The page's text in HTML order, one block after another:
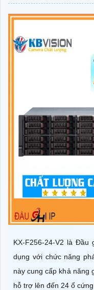
KX-F256-24-V2 là Đầu
dụng với chức năng
này cung cấp khả năng
hỗ trợ lên đến 24 ổ